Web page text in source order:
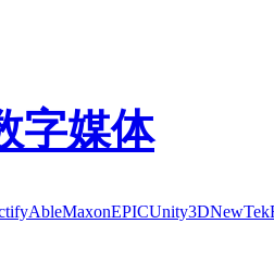
字媒体
AbleMaxonEPICUnity3DNewTek